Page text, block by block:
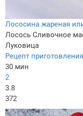
Лососина жареная
Лосось Сливочное
Луковица
Рецепт
30 мин
2
3.8
372